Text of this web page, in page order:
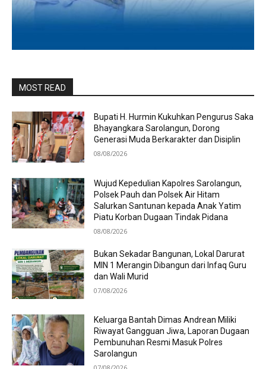
MOST READ
Bupati H. Hurmin Kukuhkan Pengurus Saka
Bhayangkara Sarolangun, Dorong
Generasi Muda Berkarakter dan Disiplin
08/08/2026
Wujud Kepedulian Kapolres Sarolangun,
Polsek Pauh dan Polsek Air Hitam
Salurkan Santunan kepada Anak Yatim
Piatu Korban Dugaan Tindak Pidana
08/08/2026
Bukan Sekadar Bangunan, Lokal Darurat
MIN 1 Merangin Dibangun dari Infaq Guru
dan Wali Murid
07/08/2026
Keluarga Bantah Dimas Andrean Miliki
Riwayat Gangguan Jiwa, Laporan Dugaan
Pembunuhan Resmi Masuk Polres
Sarolangun